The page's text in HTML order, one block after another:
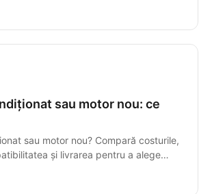
sau motor nou: ce
sau motor nou? Compară costurile,
și livrarea pentru a alege